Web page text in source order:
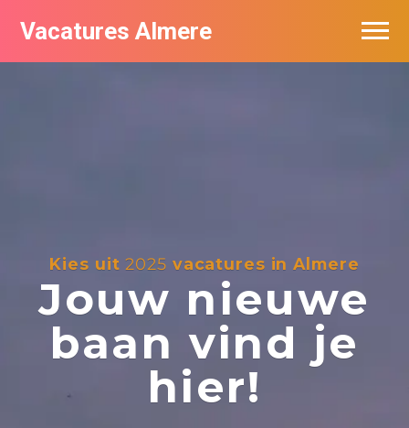
Vacatures Almere
Kies uit2025 vacatures in Almere
Jouw nieuwe
baan vind je
hier!
Vacatures per bedrijf